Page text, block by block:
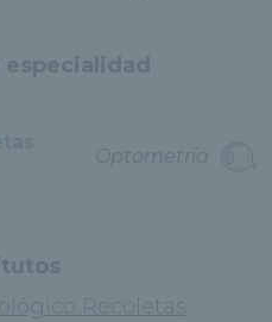
especialidad
Optometría
Recoletas